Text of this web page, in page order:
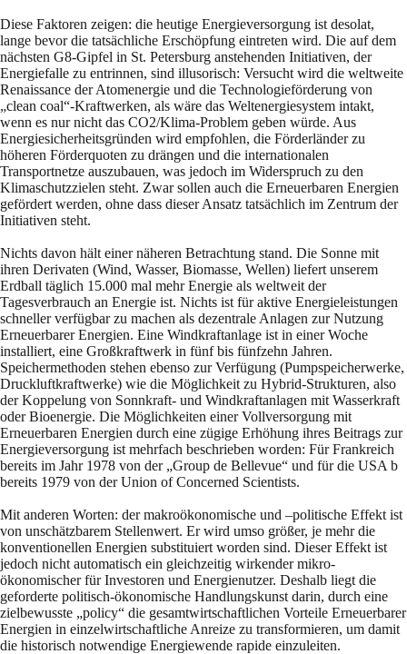
Diese Faktoren zeigen: die heutige Energieversorgung ist desolat,
lange bevor die tatsächliche Erschöpfung eintreten wird. Die auf dem
nächsten G8-Gipfel in St. Petersburg anstehenden Initiativen, der
Energiefalle zu entrinnen, sind illusorisch: Versucht wird die weltweite
Renaissance der Atomenergie und die Technologieförderung von
„clean coal“-Kraftwerken, als wäre das Weltenergiesystem intakt,
wenn es nur nicht das CO2/Klima-Problem geben würde. Aus
Energiesicherheitsgründen wird empfohlen, die Förderländer zu
höheren Förderquoten zu drängen und die internationalen
Transportnetze auszubauen, was jedoch im Widerspruch zu den
Klimaschutzzielen steht. Zwar sollen auch die Erneuerbaren Energien
gefördert werden, ohne dass dieser Ansatz tatsächlich im Zentrum der
Initiativen steht.
Nichts davon hält einer näheren Betrachtung stand. Die Sonne mit
ihren Derivaten (Wind, Wasser, Biomasse, Wellen) liefert unserem
Erdball täglich 15.000 mal mehr Energie als weltweit der
Tagesverbrauch an Energie ist. Nichts ist für aktive Energieleistungen
schneller verfügbar zu machen als dezentrale Anlagen zur Nutzung
Erneuerbarer Energien. Eine Windkraftanlage ist in einer Woche
installiert, eine Großkraftwerk in fünf bis fünfzehn Jahren.
Speichermethoden stehen ebenso zur Verfügung (Pumpspeicherwerke,
Druckluftkraftwerke) wie die Möglichkeit zu Hybrid-Strukturen, also
der Koppelung von Sonnkraft- und Windkraftanlagen mit Wasserkraft
oder Bioenergie. Die Möglichkeiten einer Vollversorgung mit
Erneuerbaren Energien durch eine zügige Erhöhung ihres Beitrags zur
Energieversorgung ist mehrfach beschrieben worden: Für Frankreich
bereits im Jahr 1978 von der „Group de Bellevue“ und für die USA b
bereits 1979 von der Union of Concerned Scientists.
Mit anderen Worten: der makroökonomische und –politische Effekt ist
von unschätzbarem Stellenwert. Er wird umso größer, je mehr die
konventionellen Energien substituiert worden sind. Dieser Effekt ist
jedoch nicht automatisch ein gleichzeitig wirkender mikro-
ökonomischer für Investoren und Energienutzer. Deshalb liegt die
geforderte politisch-ökonomische Handlungskunst darin, durch eine
zielbewusste „policy“ die gesamtwirtschaftlichen Vorteile Erneuerbarer
Energien in einzelwirtschaftliche Anreize zu transformieren, um damit
die historisch notwendige Energiewende rapide einzuleiten.